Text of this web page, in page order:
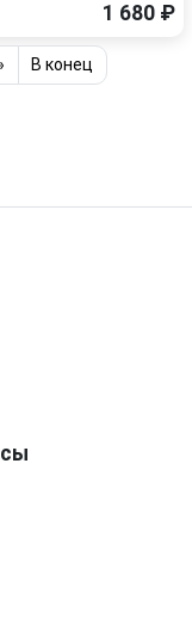
1 680 ₽
В конец